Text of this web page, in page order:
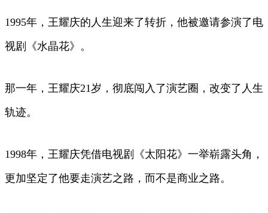
1995年，王耀庆的人生迎来了转折，他被邀请参演了电
视剧《水晶花》。
那一年，王耀庆21岁，彻底闯入了演艺圈，改变了人生
轨迹。
1998年，王耀庆凭借电视剧《太阳花》一举崭露头角，
更加坚定了他要走演艺之路，而不是商业之路。